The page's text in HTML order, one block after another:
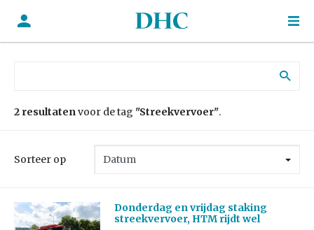
2 resultatenvoor de tag "Streekvervoer".
Sorteer op
Donderdag en vrijdag staking
streekvervoer, HTM rijdt wel